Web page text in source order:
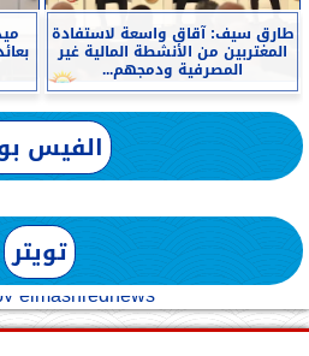
طارق سيف: آقاق واسعة لاستفادة
المغتربين من الأنشطة المالية غير
المصرفية ودمجهم...
الفيس
تويتر
elmashreqnews